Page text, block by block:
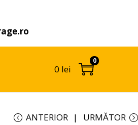
0 lei
0
ANTERIOR URMĂTOR